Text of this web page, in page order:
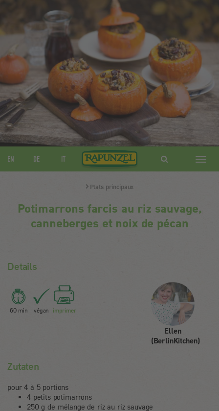
EN DE IT
ein-/
Plats principaux
Potimarrons farcis au riz sauvage,
canneberges et noix de pécan
Details
60 min végan imprimer
Ellen
(BerlinKitchen)
Zutaten
pour 4 à 5 portions
4 petits potimarrons
250 g de mélange de riz au riz sauvage